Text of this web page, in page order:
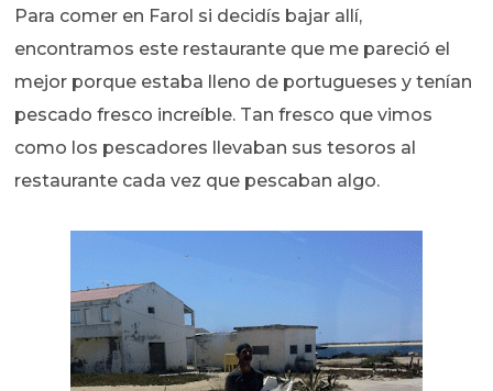
Para comer en Farol si decidís bajar allí,
encontramos este restaurante que me pareció el
mejor porque estaba lleno de portugueses y tenían
pescado fresco increíble. Tan fresco que vimos
como los pescadores llevaban sus tesoros al
restaurante cada vez que pescaban algo.